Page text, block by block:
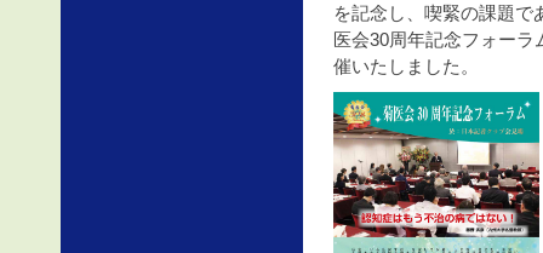
を記念し、喫緊の課題で
医会30周年記念フォー
催いたしました。